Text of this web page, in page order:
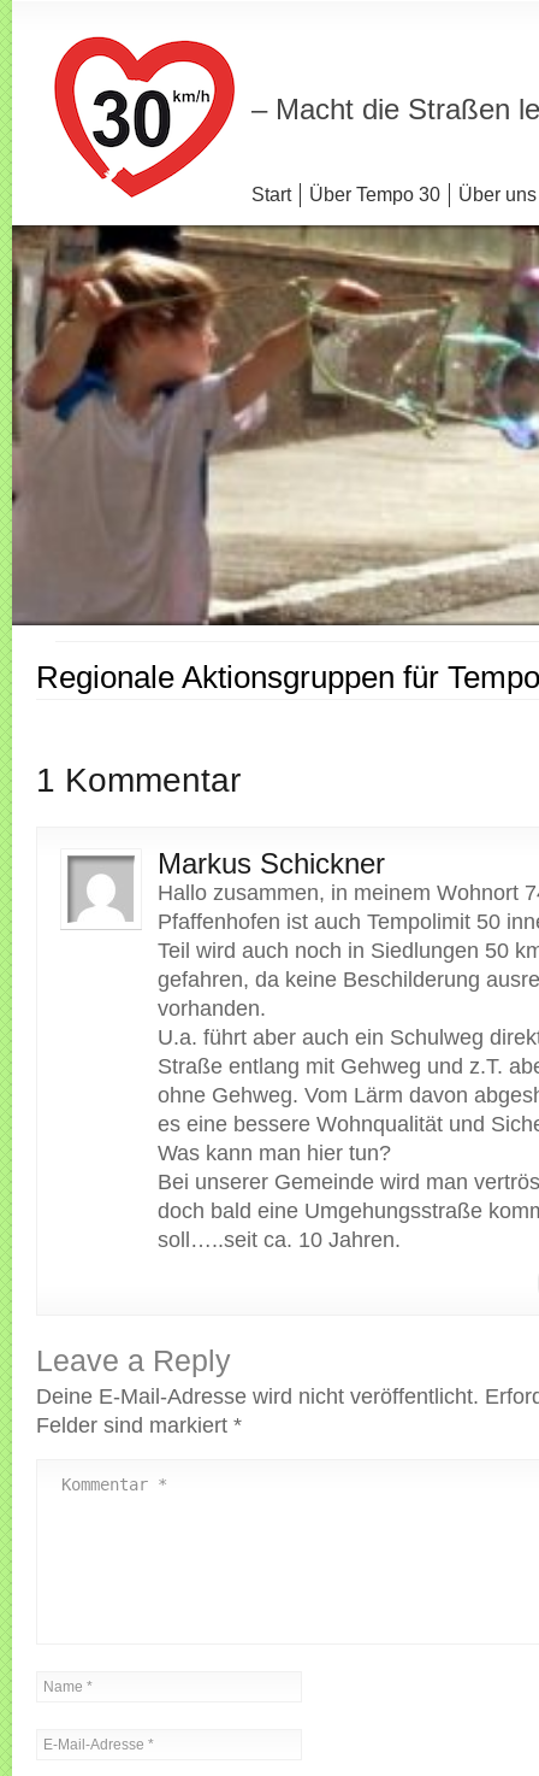
– Macht die Straßen
Start Über Tempo 30 Über uns
Regionale Aktionsgruppen für
1 Kommentar
Markus Schickner
Hallo zusammen, in meinem Wohnort
Pfaffenhofen ist auch Tempolimit 50
Teil wird auch noch in Siedlungen 50
gefahren, da keine Beschilderung
vorhanden.
U.a. führt aber auch ein Schulweg
Straße entlang mit Gehweg und z.T.
ohne Gehweg. Vom Lärm davon
es eine bessere Wohnqualität und
Was kann man hier tun?
Bei unserer Gemeinde wird man
doch bald eine Umgehungsstraße
soll…..seit ca. 10 Jahren.
Leave a Reply
Deine E-Mail-Adresse wird nicht veröffentlicht.
Felder sind markiert *